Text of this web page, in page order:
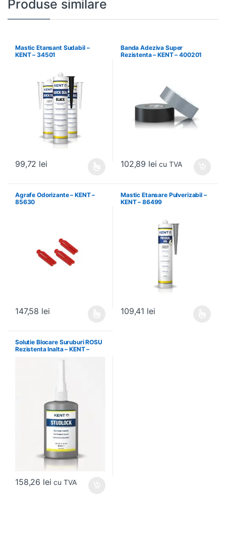
Produse similare
Mastic Etansant Sudabil –
KENT – 34501
99,72 lei
Banda Adeziva Super
Rezistenta – KENT – 400201
102,89 lei cu TVA
Agrafe Odorizante – KENT –
85630
147,58 lei
Mastic Etansare Pulverizabil –
KENT – 86499
109,41 lei
Solutie Blocare Suruburi ROSU
Rezistenta Inalta – KENT –
158,26 lei cu TVA